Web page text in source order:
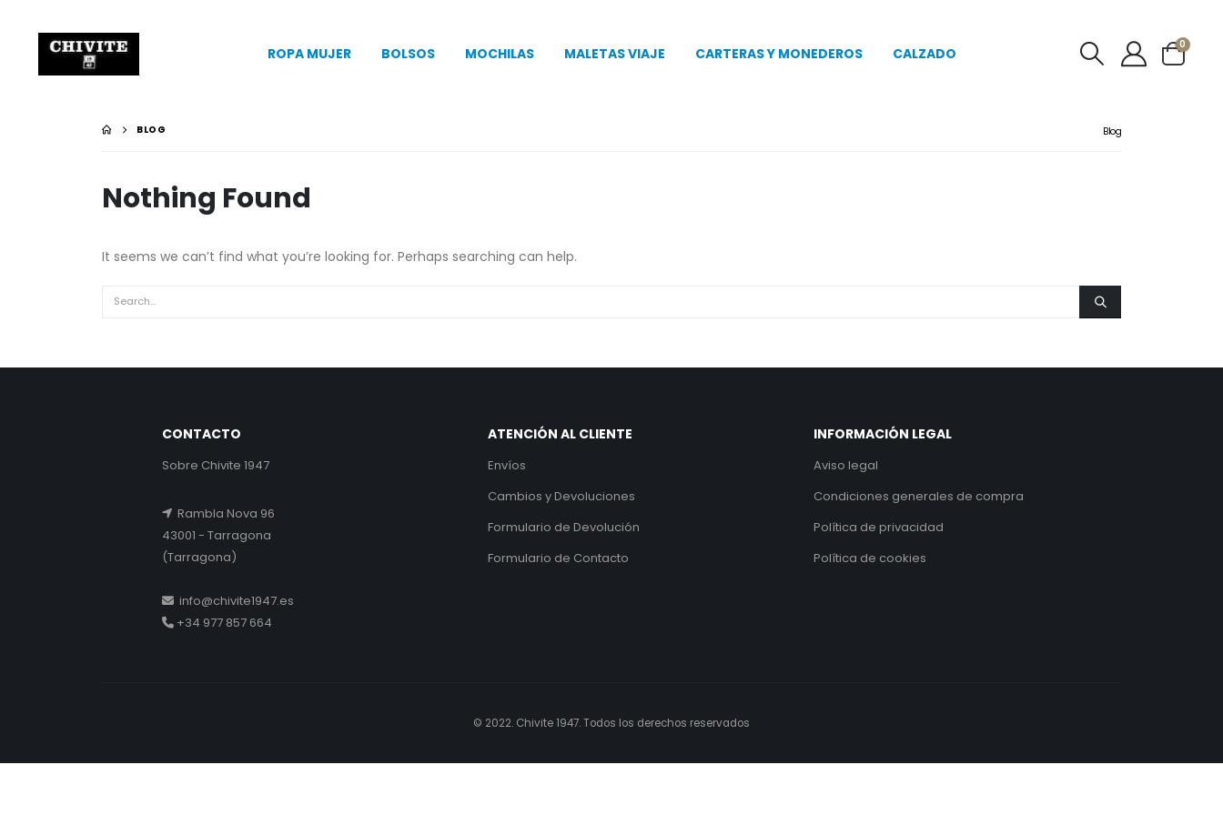
ROPA MUJER BOLSOS MOCHILAS MALETAS VIAJE CARTERAS Y MONEDEROS CALZADO
0
Blog
BLOG
Nothing Found
It seems we can’t find what you’re looking for. Perhaps searching can help.
CONTACTO
Sobre Chivite 1947
Rambla Nova 96
43001 - Tarragona
(Tarragona)
info@chivite1947.es
+34 977 857 664
ATENCIÓN AL CLIENTE
Envíos
Cambios y Devoluciones
Formulario de Devolución
Formulario de Contacto
INFORMACIÓN LEGAL
Aviso legal
Condiciones generales de compra
Política de privacidad
Política de cookies
© 2022. Chivite 1947. Todos los derechos reservados